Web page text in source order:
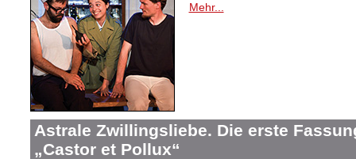
Mehr...
Astrale Zwillingsliebe. Die erste
„Castor et Pollux“